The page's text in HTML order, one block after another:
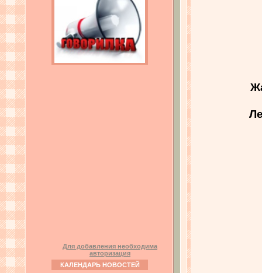
Для добавления необходима
авторизация
КАЛЕНДАРЬ НОВОСТЕЙ